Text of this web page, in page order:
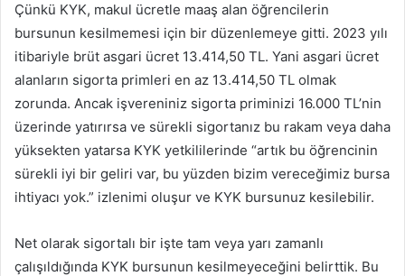
Çünkü KYK, makul ücretle maaş alan öğrencilerin
bursunun kesilmemesi için bir düzenlemeye gitti. 2023 yılı
itibariyle brüt asgari ücret 13.414,50 TL. Yani asgari ücret
alanların sigorta primleri en az 13.414,50 TL olmak
zorunda. Ancak işvereniniz sigorta priminizi 16.000 TL’nin
üzerinde yatırırsa ve sürekli sigortanız bu rakam veya daha
yüksekten yatarsa KYK yetkililerinde “artık bu öğrencinin
sürekli iyi bir geliri var, bu yüzden bizim vereceğimiz bursa
ihtiyacı yok.” izlenimi oluşur ve KYK bursunuz kesilebilir.
Net olarak sigortalı bir işte tam veya yarı zamanlı
çalışıldığında KYK bursunun kesilmeyeceğini belirttik. Bu